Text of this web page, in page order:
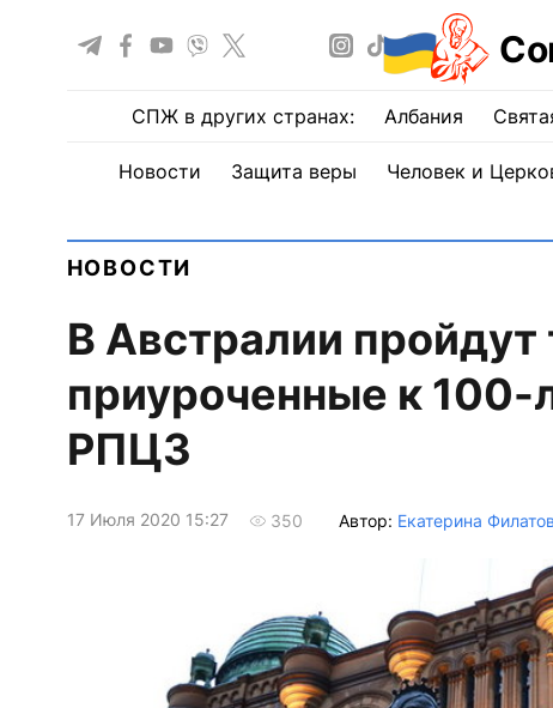
СПЖ в других странах: Албания
Новости Защита веры Человек и
НОВОСТИ
В Австралии пройдут
приуроченные к 100-
РПЦЗ
17 Июля 2020 15:27 350 Автор: Екатерина